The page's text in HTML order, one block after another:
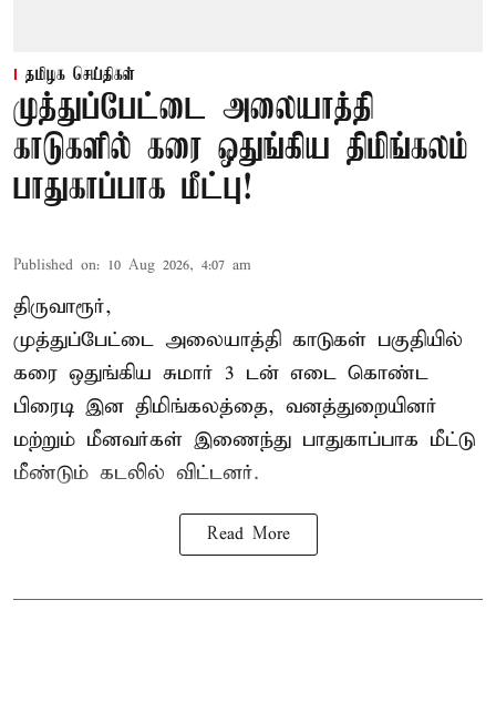
தமிழக செய்திகள்
முத்துப்பேட்டை அலையாத்தி
காடுகளில் கரை ஒதுங்கிய திமிங்கலம்
பாதுகாப்பாக மீட்பு!
Published on: 10 Aug 2026, 4:07 am
திருவாரூர்,
முத்துப்பேட்டை அலையாத்தி காடுகள் பகுதியில்
கரை ஒதுங்கிய சுமார் 3 டன் எடை கொண்ட
பிரைடி இன திமிங்கலத்தை, வனத்துறையினர்
மற்றும் மீனவர்கள் இணைந்து பாதுகாப்பாக மீட்டு
மீண்டும் கடலில் விட்டனர்.
Read More